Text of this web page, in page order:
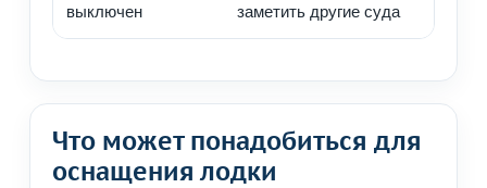
выключен
заметить другие суда
Что может понадобиться для
оснащения лодки